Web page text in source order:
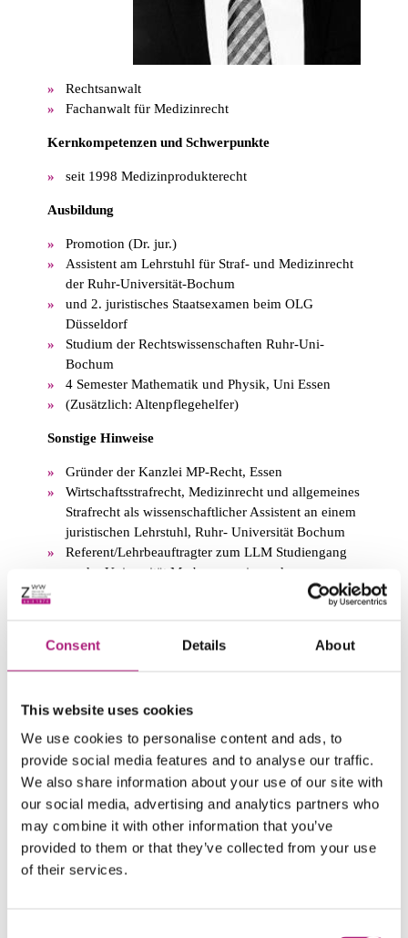
Consent Details About
This website uses cookies
We use cookies to personalise content and ads, to
provide social media features and to analyse our traffic.
We also share information about your use of our site with
our social media, advertising and analytics partners who
may combine it with other information that you’ve
provided to them or that they’ve collected from your use
of their services.
Rechtsanwalt
Fachanwalt für Medizinrecht
Kernkompetenzen und Schwerpunkte
seit 1998 Medizinprodukterecht
Ausbildung
Promotion (Dr. jur.)
Assistent am Lehrstuhl für Straf- und Medizinrecht
der Ruhr-Universität-Bochum
und 2. juristisches Staatsexamen beim OLG
Düsseldorf
Studium der Rechtswissenschaften Ruhr-Uni-
Bochum
4 Semester Mathematik und Physik, Uni Essen
(Zusätzlich: Altenpflegehelfer)
Sonstige Hinweise
Gründer der Kanzlei MP-Recht, Essen
Wirtschaftsstrafrecht, Medizinrecht und allgemeines
Strafrecht als wissenschaftlicher Assistent an einem
juristischen Lehrstuhl, Ruhr- Universität Bochum
Referent/Lehrbeauftragter zum LLM Studiengang
an der Universität Marburg sowie an der
MedInform; BVMed u.a.)
AG Medizinrecht des Deutschen Anwalt Verein
AKR-Network des Bundesverband
Medizintechnologie BVMed e.V.
Arbeitskreis „Stoffliche Medizinprodukte“ beim
Juristischer Beirat Fachverband Röntgentechnik
Deutschland FRD e.V.
Deutsch-Amerikanische Juristenvereinigung
Wissenschaftlicher Beirat zur Forschung MP-Recht
Gutachter zur Anhörung des